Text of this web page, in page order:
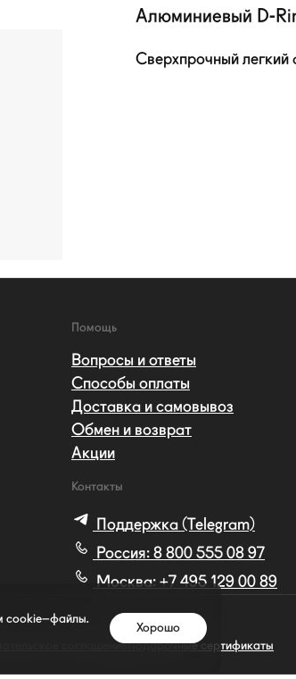
Алюминиевый D-
Сверхпрочный легкий
Помощь
Вопросы и ответы
Способы оплаты
Доставка и самовывоз
Обмен и возврат
Акции
Контакты
Поддержка (Telegram)
Россия: 8 800 555 08 97
Москва: +7 495 129 00 89
соглашениеПодарочные сертификаты
cookie–файлы.
Хорошо